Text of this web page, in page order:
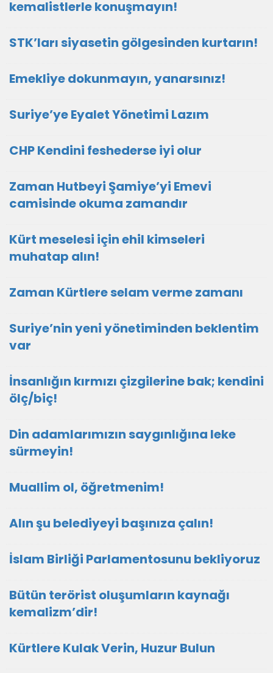
kemalistlerle konuşmayın!
STK’ları siyasetin gölgesinden kurtarın!
Emekliye dokunmayın, yanarsınız!
Suriye’ye Eyalet Yönetimi Lazım
CHP Kendini feshederse iyi olur
Zaman Hutbeyi Şamiye’yi Emevi
camisinde okuma zamandır
Kürt meselesi için ehil kimseleri
muhatap alın!
Zaman Kürtlere selam verme zamanı
Suriye’nin yeni yönetiminden beklentim
var
İnsanlığın kırmızı çizgilerine bak; kendini
ölç/biç!
Din adamlarımızın saygınlığına leke
sürmeyin!
Muallim ol, öğretmenim!
Alın şu belediyeyi başınıza çalın!
İslam Birliği Parlamentosunu bekliyoruz
Bütün terörist oluşumların kaynağı
kemalizm’dir!
Kürtlere Kulak Verin, Huzur Bulun